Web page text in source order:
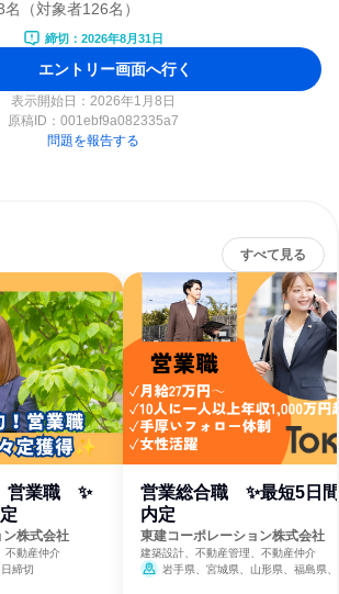
締切：2026年8月31日
エントリー画面へ行く
表示開始日：2026年1月8日
原稿ID： 001ebf9a082335a7
問題を報告する
すべて見る
営業職 ✨
株式会社
不動産仲介
締切
営業総合職 ✨最短5日
内定
東建コーポレーション株式会社
建築設計、不動産管理、不動産仲介
岩手県、宮城県、山形県、福島県